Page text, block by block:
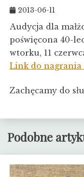
2013-06-11
Audycja dla
poświęcona 40-
wtorku, 11
Link do nagrania
Zachęcamy do
Podobne